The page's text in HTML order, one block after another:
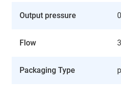
Output pressure
Flow
Packaging Type